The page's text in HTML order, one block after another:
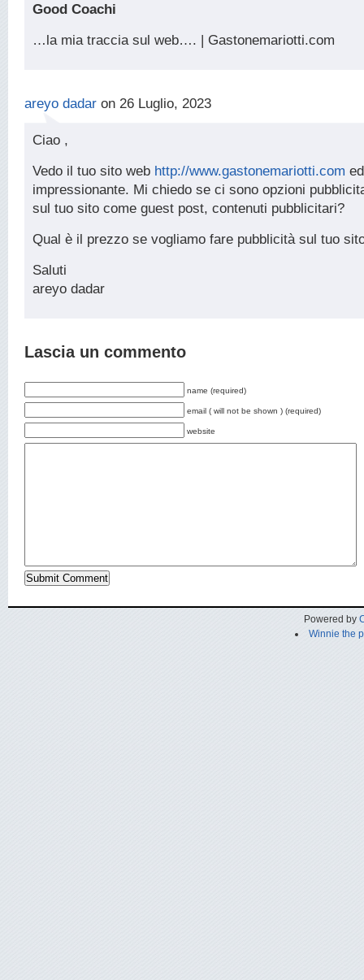
Good Coachi
…la mia traccia sul web…. | Gastonemariotti.com
areyo dadar on 26 Luglio, 2023
Ciao ,
Vedo il tuo sito web http://www.gastonemariotti.com
impressionante. Mi chiedo se ci sono opzioni
sul tuo sito come guest post, contenuti pubblicitari?
Qual è il prezzo se vogliamo fare pubblicità sul tuo
Saluti
areyo dadar
Lascia un commento
name (required)
email ( will not be shown ) (required)
website
Powered by
Winnie the